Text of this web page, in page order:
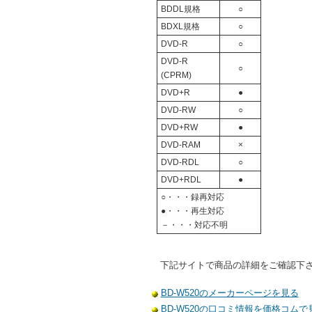
BDDL規格 ○
BDXL規格 ○
DVD-R ○
DVD-R
(CPRM)
○
DVD+R ●
DVD-RW ○
DVD+RW ●
DVD-RAM ×
DVD-RDL ○
DVD+RDL ●
○・・・録再対応
●・・・再生対応
－・・・対応不明
下記サイトで商品の詳細をご確認下さ
BD-W520のメーカーページを見る
BD-W520の口コミ情報を価格コムで